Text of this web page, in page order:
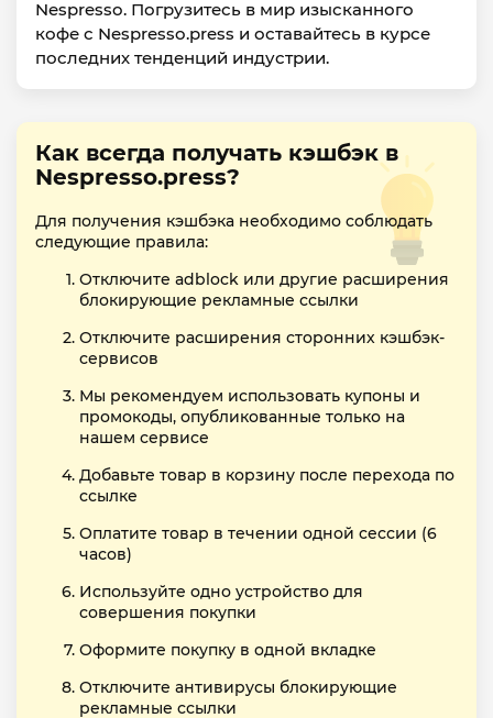
Nespresso. Погрузитесь в мир изысканного
кофе с Nespresso.press и оставайтесь в курсе
последних тенденций индустрии.
Как всегда получать кэшбэк в
Nespresso.press?
Для получения кэшбэка необходимо соблюдать
следующие правила:
Отключите adblock или другие расширения
блокирующие рекламные ссылки
Отключите расширения сторонних кэшбэк-
сервисов
Мы рекомендуем использовать купоны и
промокоды, опубликованные только на
нашем сервисе
Добавьте товар в корзину после перехода по
ссылке
Оплатите товар в течении одной сессии (6
часов)
Используйте одно устройство для
совершения покупки
Оформите покупку в одной вкладке
Отключите антивирусы блокирующие
рекламные ссылки